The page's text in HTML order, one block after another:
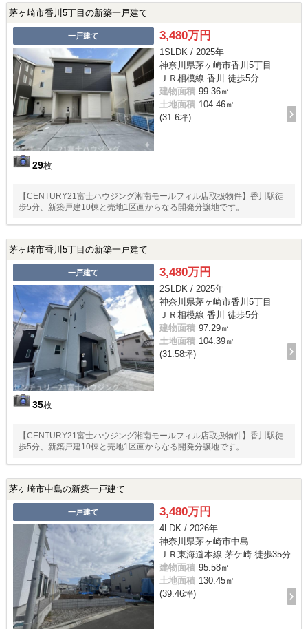
茅ヶ崎市香川5丁目の新築一戸建て
一戸建て
29枚
3,480万円
1SLDK / 2025年
神奈川県茅ヶ崎市香川5丁目
ＪＲ相模線 香川 徒歩5分
建物面積 99.36㎡
土地面積 104.46㎡
(31.6坪)
【CENTURY21富士ハウジング湘南モールフィル店取扱物件】香川駅徒
歩5分、新築戸建10棟と売地1区画からなる開発分譲地です。
茅ヶ崎市香川5丁目の新築一戸建て
一戸建て
35枚
3,480万円
2SLDK / 2025年
神奈川県茅ヶ崎市香川5丁目
ＪＲ相模線 香川 徒歩5分
建物面積 97.29㎡
土地面積 104.39㎡
(31.58坪)
【CENTURY21富士ハウジング湘南モールフィル店取扱物件】香川駅徒
歩5分、新築戸建10棟と売地1区画からなる開発分譲地です。
茅ヶ崎市中島の新築一戸建て
一戸建て 3,480万円
4LDK / 2026年
神奈川県茅ヶ崎市中島
ＪＲ東海道本線 茅ケ崎 徒歩35分
建物面積 95.58㎡
土地面積 130.45㎡
(39.46坪)